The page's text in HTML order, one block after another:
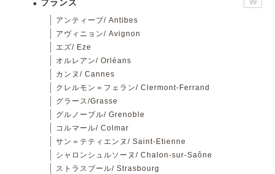
フランス 99
アンティーブ/ Antibes
アヴィニョン/ Avignon
エズ/ Eze
オルレアン/ Orléans
カンヌ/ Cannes
クレルモン＝フェラン/ Clermont-Ferrand
グラース/Grasse
グルノーブル/ Grenoble
コルマール/ Colmar
サン＝テティエンヌ/ Saint-Etienne
シャロンシュルソーヌ/ Chalon-sur-Saône
ストラスブール/ Strasbourg